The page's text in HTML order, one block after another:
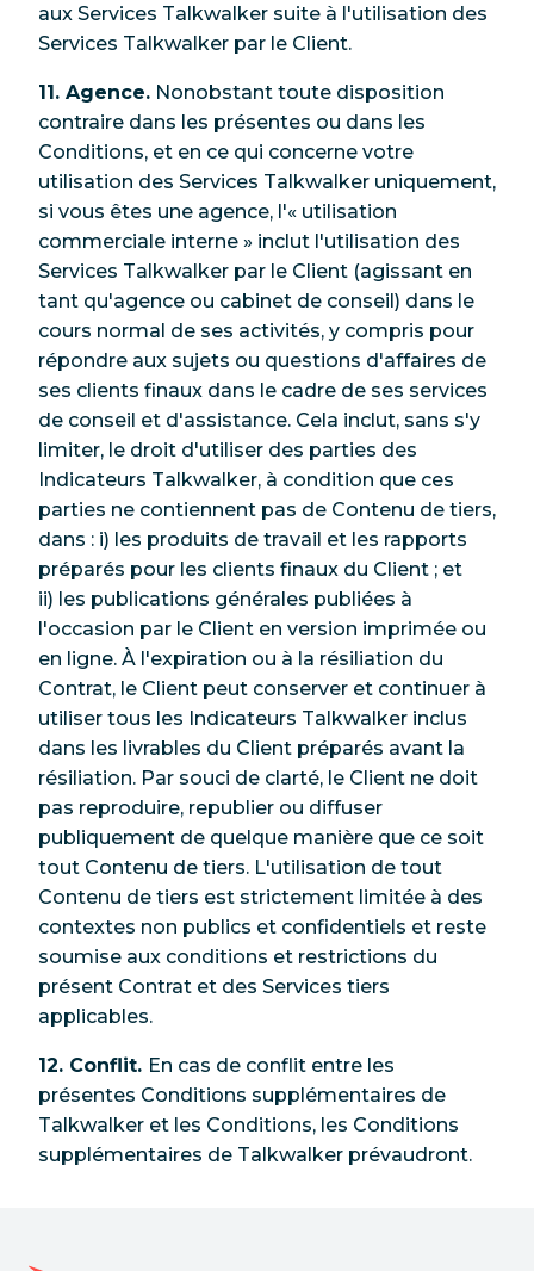
aux Services Talkwalker suite à l'utilisation des
Services Talkwalker par le Client.
11. Agence. Nonobstant toute disposition
contraire dans les présentes ou dans les
Conditions, et en ce qui concerne votre
utilisation des Services Talkwalker uniquement,
si vous êtes une agence, l'« utilisation
commerciale interne » inclut l'utilisation des
Services Talkwalker par le Client (agissant en
tant qu'agence ou cabinet de conseil) dans le
cours normal de ses activités, y compris pour
répondre aux sujets ou questions d'affaires de
ses clients finaux dans le cadre de ses services
de conseil et d'assistance. Cela inclut, sans s'y
limiter, le droit d'utiliser des parties des
Indicateurs Talkwalker, à condition que ces
parties ne contiennent pas de Contenu de tiers,
dans : i) les produits de travail et les rapports
préparés pour les clients finaux du Client ; et
ii) les publications générales publiées à
l'occasion par le Client en version imprimée ou
en ligne. À l'expiration ou à la résiliation du
Contrat, le Client peut conserver et continuer à
utiliser tous les Indicateurs Talkwalker inclus
dans les livrables du Client préparés avant la
résiliation. Par souci de clarté, le Client ne doit
pas reproduire, republier ou diffuser
publiquement de quelque manière que ce soit
tout Contenu de tiers. L'utilisation de tout
Contenu de tiers est strictement limitée à des
contextes non publics et confidentiels et reste
soumise aux conditions et restrictions du
présent Contrat et des Services tiers
applicables.
12. Conflit. En cas de conflit entre les
présentes Conditions supplémentaires de
Talkwalker et les Conditions, les Conditions
supplémentaires de Talkwalker prévaudront.